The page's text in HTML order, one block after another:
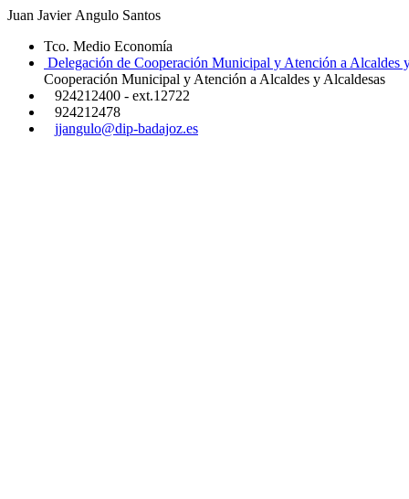
Juan Javier Angulo Santos
Tco. Medio Economía
Delegación de Cooperación Municipal y Atención a Alcaldes
Cooperación Municipal y Atención a Alcaldes y Alcaldesas
924212400 - ext.12722
924212478
jjangulo@dip-badajoz.es